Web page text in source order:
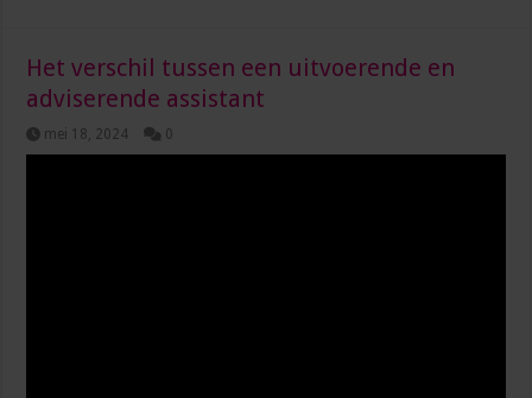
Het verschil tussen een uitvoerende en
adviserende assistant
mei 18, 2024 0